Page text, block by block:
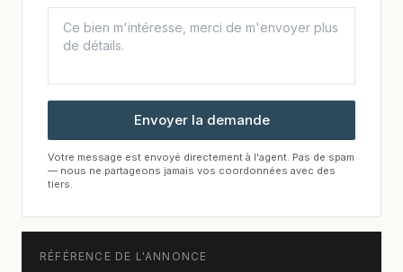
Envoyer la demande
Votre message est envoyé directement à l'agent. Pas de spam
— nous ne partageons jamais vos coordonnées avec des
tiers.
RÉFÉRENCE DE L'ANNONCE